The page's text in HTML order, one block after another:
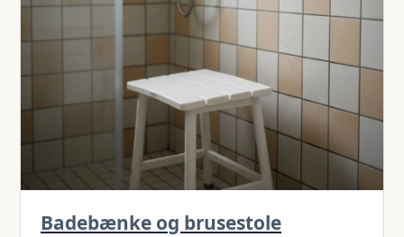
Badebænke og brusestole